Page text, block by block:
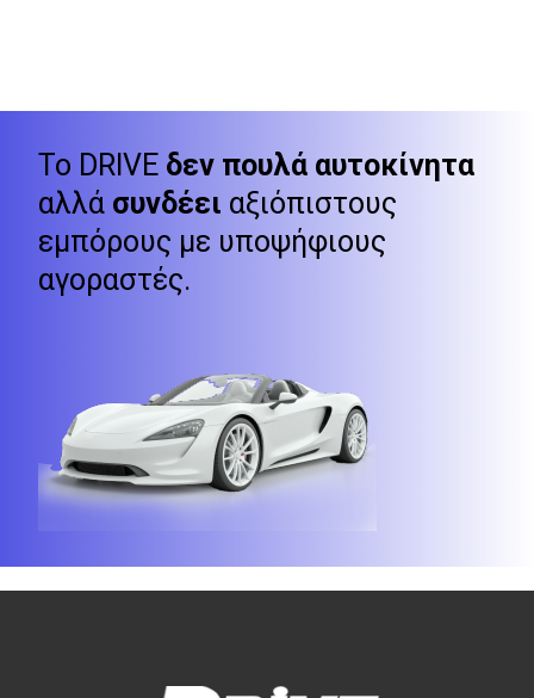
Το DRIVE δεν πουλά αυτοκίνητα
αλλά συνδέει αξιόπιστους
εμπόρους με υποψήφιους
αγοραστές.